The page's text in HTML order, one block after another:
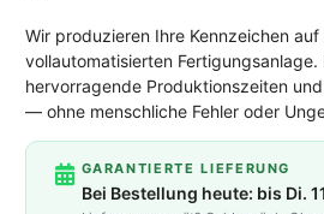
Wir produzieren Ihre Kennzeichen auf
vollautomatisierten
hervorragende Produktionszeiten
— ohne menschliche Fehler oder
GARANTIERTE LIEFERUNG
Bei Bestellung heute: bis Di.